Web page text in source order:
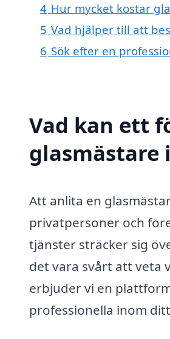
4 Hur mycket kostar
5 Vad hjälper till att
6 Sök efter en
Vad kan ett
glasmästare
Att anlita en
privatpersoner och
tjänster sträcker sig
det vara svårt att veta
erbjuder vi en
professionella inom